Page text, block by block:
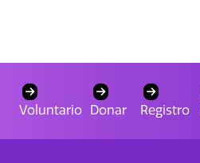
Voluntario Donar Registro